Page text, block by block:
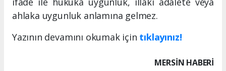
ahlaka uygunluk anlamına gelmez.
Yazının devamını okumak için tıklayınız!
MERSIN HABERİ